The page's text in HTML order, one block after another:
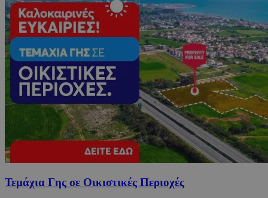
Τεμάχια Γης σε Οικιστικές Περιοχές